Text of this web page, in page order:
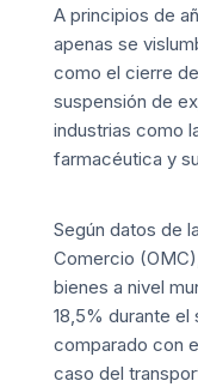
A principios de
apenas se
como el cierre
suspensión de
industrias como
farmacéutica y
Según datos de
Comercio
bienes a nivel
18,5% durante
comparado con
caso del